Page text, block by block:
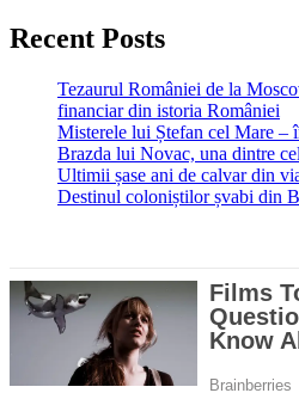
Recent Posts
Tezaurul României de la
financiar din istoria României
Misterele lui Ștefan cel Mare –
Brazda lui Novac, una dintre
Ultimii șase ani de calvar din
Destinul coloniștilor șvabi din